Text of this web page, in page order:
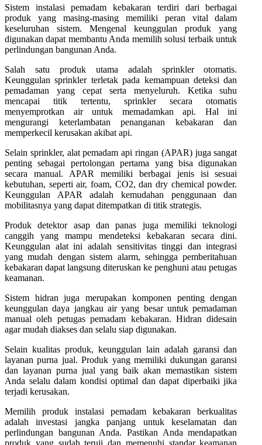
Sistem instalasi pemadam kebakaran terdiri dari berbagai
produk yang masing-masing memiliki peran vital dalam
keseluruhan sistem. Mengenal keunggulan produk yang
digunakan dapat membantu Anda memilih solusi terbaik untuk
perlindungan bangunan Anda.
Salah satu produk utama adalah sprinkler otomatis.
Keunggulan sprinkler terletak pada kemampuan deteksi dan
pemadaman yang cepat serta menyeluruh. Ketika suhu
mencapai titik tertentu, sprinkler secara otomatis
menyemprotkan air untuk memadamkan api. Hal ini
mengurangi keterlambatan penanganan kebakaran dan
memperkecil kerusakan akibat api.
Selain sprinkler, alat pemadam api ringan (APAR) juga sangat
penting sebagai pertolongan pertama yang bisa digunakan
secara manual. APAR memiliki berbagai jenis isi sesuai
kebutuhan, seperti air, foam, CO2, dan dry chemical powder.
Keunggulan APAR adalah kemudahan penggunaan dan
mobilitasnya yang dapat ditempatkan di titik strategis.
Produk detektor asap dan panas juga memiliki teknologi
canggih yang mampu mendeteksi kebakaran secara dini.
Keunggulan alat ini adalah sensitivitas tinggi dan integrasi
yang mudah dengan sistem alarm, sehingga pemberitahuan
kebakaran dapat langsung diteruskan ke penghuni atau petugas
keamanan.
Sistem hidran juga merupakan komponen penting dengan
keunggulan daya jangkau air yang besar untuk pemadaman
manual oleh petugas pemadam kebakaran. Hidran didesain
agar mudah diakses dan selalu siap digunakan.
Selain kualitas produk, keunggulan lain adalah garansi dan
layanan purna jual. Produk yang memiliki dukungan garansi
dan layanan purna jual yang baik akan memastikan sistem
Anda selalu dalam kondisi optimal dan dapat diperbaiki jika
terjadi kerusakan.
Memilih produk instalasi pemadam kebakaran berkualitas
adalah investasi jangka panjang untuk keselamatan dan
perlindungan bangunan Anda. Pastikan Anda mendapatkan
produk yang sudah teruji dan memenuhi standar keamanan